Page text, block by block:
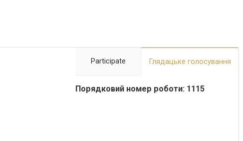
Participate Глядацьке голосування
Порядковий номер роботи: 1115